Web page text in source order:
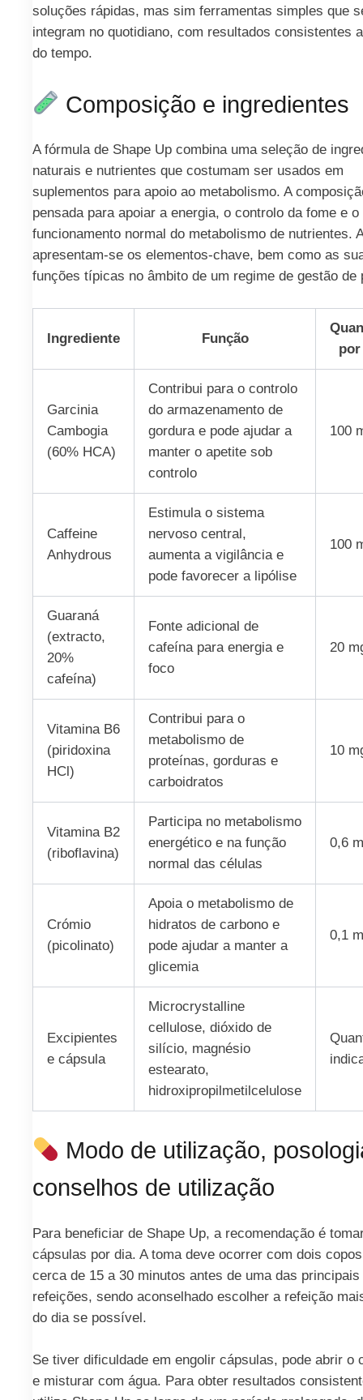
soluções rápidas, mas sim ferramentas simples que
integram no quotidiano, com resultados consistentes
do tempo.
Composição e ingredientes
A fórmula de Shape Up combina uma seleção de
naturais e nutrientes que costumam ser usados em
suplementos para apoio ao metabolismo. A
pensada para apoiar a energia, o controlo da fome e o
funcionamento normal do metabolismo de nutrientes.
apresentam-se os elementos-chave, bem como as
funções típicas no âmbito de um regime de gestão de
Ingrediente Função
por
Garcinia
Cambogia
(60% HCA)
Contribui para o controlo
do armazenamento de
gordura e pode ajudar a
manter o apetite sob
controlo
100
Caffeine
Anhydrous
Estimula o sistema
nervoso central,
aumenta a vigilância e
pode favorecer a lipólise
100
Guaraná
(extracto,
20%
cafeína)
Fonte adicional de
cafeína para energia e
foco
20
Vitamina B6
(piridoxina
HCl)
Contribui para o
metabolismo de
proteínas, gorduras e
carboidratos
10
Vitamina B2
(riboflavina)
Participa no metabolismo
energético e na função
normal das células
0,6
Crómio
(picolinato)
Apoia o metabolismo de
hidratos de carbono e
pode ajudar a manter a
glicemia
0,1
Excipientes
e cápsula
Microcrystalline
cellulose, dióxido de
silício, magnésio
estearato,
hidroxipropilmetilcelulose
Modo de utilização,
conselhos de utilização
Para beneficiar de Shape Up, a recomendação é
cápsulas por dia. A toma deve ocorrer com dois
cerca de 15 a 30 minutos antes de uma das principais
refeições, sendo aconselhado escolher a refeição
do dia se possível.
Se tiver dificuldade em engolir cápsulas, pode abrir o
e misturar com água. Para obter resultados